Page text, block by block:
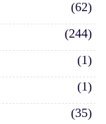
(62)
(244)
(1)
(1)
(35)